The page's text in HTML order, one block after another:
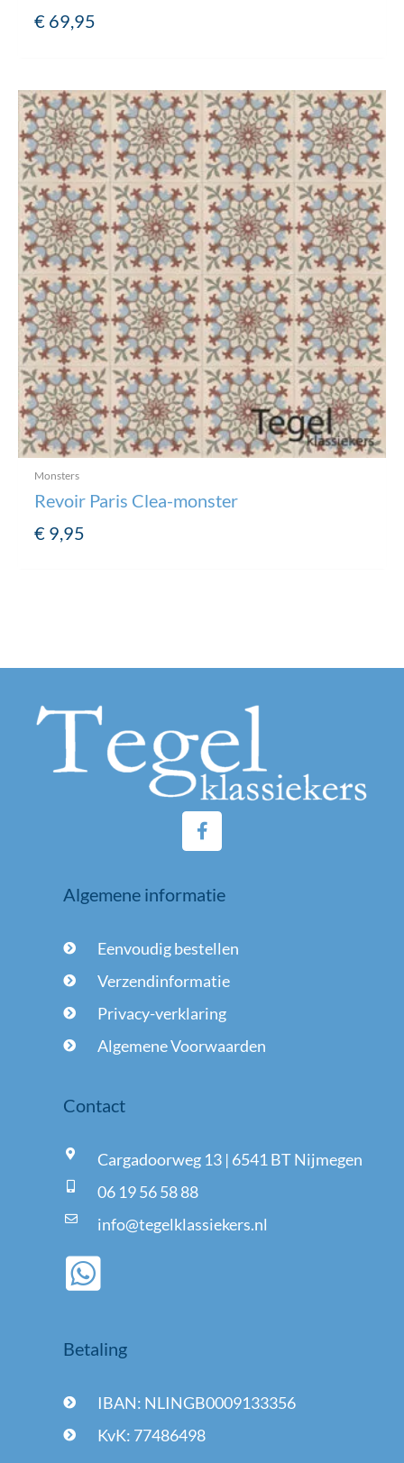
€ 69,95
Monsters
Revoir Paris Clea-monster
€ 9,95
F
a
b
k
f
Algemene informatie
Eenvoudig bestellen
Verzendinformatie
Privacy-verklaring
Algemene Voorwaarden
Contact
Cargadoorweg 13 | 6541 BT Nijmegen
06 19 56 58 88
info@tegelklassiekers.nl
Betaling
IBAN: NLINGB0009133356
KvK: 77486498